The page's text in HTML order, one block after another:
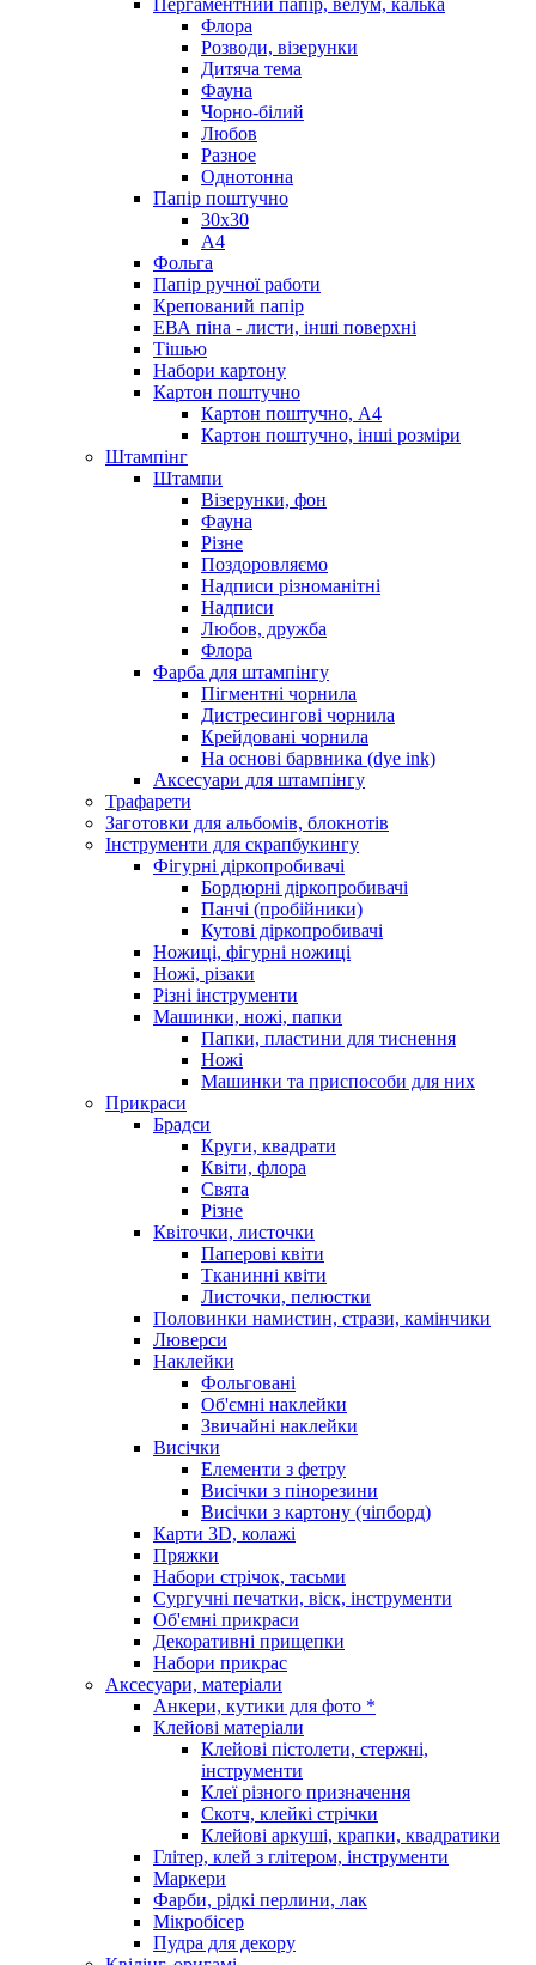
Флора
Розводи, візерунки
Дитяча тема
Фауна
Чорно-білий
Любов
Разное
Однотонна
Папір поштучно
30х30
А4
Фольга
Папір ручної работи
Крепований папір
ЕВА піна - листи, інші поверхні
Тішью
Набори картону
Картон поштучно
Картон поштучно, А4
Картон поштучно, інші розміри
Штампінг
Штампи
Візерунки, фон
Фауна
Різне
Поздоровляємо
Надписи різноманітні
Надписи
Любов, дружба
Флора
Фарба для штампінгу
Пігментні чорнила
Дистресингові чорнила
Крейдовані чорнила
На основі барвника (dye ink)
Аксесуари для штампінгу
Трафарети
Заготовки для альбомів, блокнотів
Інструменти для скрапбукингу
Фігурні діркопробивачі
Бордюрні діркопробивачі
Панчі (пробійники)
Кутові діркопробивачі
Ножиці, фігурні ножиці
Ножі, різаки
Різні інструменти
Машинки, ножі, папки
Папки, пластини для тиснення
Ножі
Машинки та приспособи для них
Прикраси
Брадси
Круги, квадрати
Квіти, флора
Свята
Різне
Квіточки, листочки
Паперові квіти
Тканинні квіти
Листочки, пелюстки
Половинки намистин, стрази, камінчики
Люверси
Наклейки
Фольговані
Об'ємні наклейки
Звичайні наклейки
Висічки
Елементи з фетру
Висічки з пінорезини
Висічки з картону (чіпборд)
Карти 3D, колажі
Пряжки
Набори стрічок, тасьми
Сургучні печатки, віск, інструменти
Об'ємні прикраси
Декоративні прищепки
Набори прикрас
Аксесуари, матеріали
Анкери, кутики для фото *
Клейові матеріали
Клейові пістолети, стержні,
інструменти
Клеї різного призначення
Скотч, клейкі стрічки
Клейові аркуші, крапки, квадратики
Глітер, клей з глітером, інструменти
Маркери
Фарби, рідкі перлини, лак
Мікробісер
Пудра для декору